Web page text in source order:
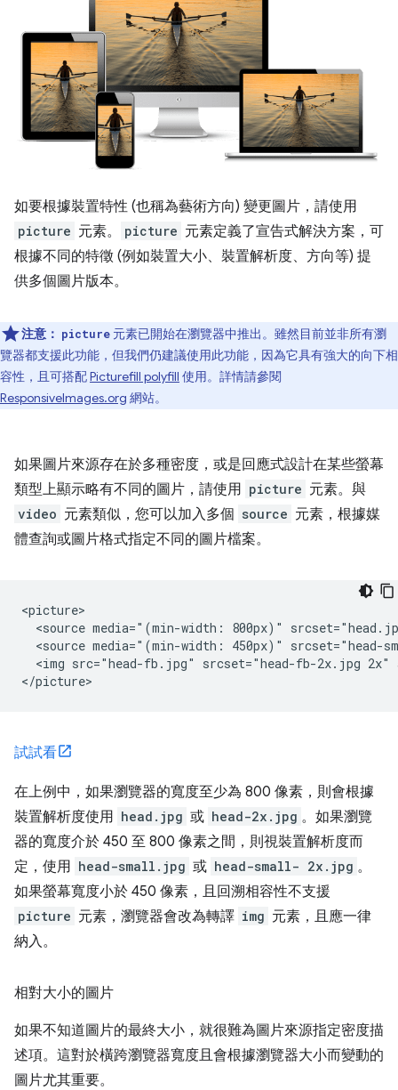
如要根據裝置特性 (也稱為藝術方向) 變更圖片，請使用
picture 元素。 picture 元素定義了宣告式解決方案，可
根據不同的特徵 (例如裝置大小、裝置解析度、方向等) 提
供多個圖片版本。
注意： picture 元素已開始在瀏覽器中推出。雖然目前並非所有瀏
覽器都支援此功能，但我們仍建議使用此功能，因為它具有強大的向下相
容性，且可搭配Picturefill polyfill 使用。詳情請參閱
ResponsiveImages.org 網站。
如果圖片來源存在於多種密度，或是回應式設計在某些螢幕
類型上顯示略有不同的圖片，請使用 picture 元素。與
video 元素類似，您可以加入多個 source 元素，根據媒
體查詢或圖片格式指定不同的圖片檔案。
<picture>
<source media="(min-width: 800px)"
<source media="(min-width: 450px)" srcset="head-
<img src="head-fb.jpg" srcset="head-fb-2x.jpg 2x"
試試看
在上例中，如果瀏覽器的寬度至少為 800 像素，則會根據
裝置解析度使用 head.jpg 或 head-2x.jpg 。如果瀏覽
器的寬度介於 450 至 800 像素之間，則視裝置解析度而
定，使用 head-small.jpg 或 head-small- 2x.jpg 。
如果螢幕寬度小於 450 像素，且回溯相容性不支援
picture 元素，瀏覽器會改為轉譯 img 元素，且應一律
納入。
相對大小的圖片
如果不知道圖片的最終大小，就很難為圖片來源指定密度描
述項。這對於橫跨瀏覽器寬度且會根據瀏覽器大小而變動的
圖片尤其重要。